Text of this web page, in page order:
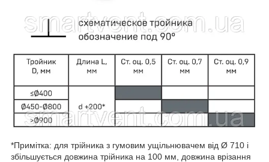
*Примітка: для трійника з гумовим ущільнювачем від Ø 710 і
збільшується довжина трійника на 100 мм, довжина врізання